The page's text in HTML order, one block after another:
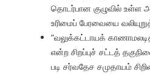
தொடர்பான குழுவில் உள்ள
உரிமைப் பேரவையை
“வலுக்கட்டாயக்
என்ற சிறப்புச் சட்டத்
படி சர்வதேச சமுதாயம்